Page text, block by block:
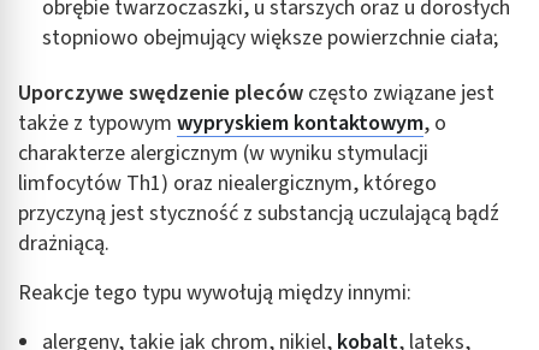
obrębie twarzoczaszki, u starszych oraz u dorosłych
stopniowo obejmujący większe powierzchnie ciała;
Uporczywe swędzenie pleców często związane jest
także z typowym wypryskiem kontaktowym, o
charakterze alergicznym (w wyniku stymulacji
limfocytów Th1) oraz niealergicznym, którego
przyczyną jest styczność z substancją uczulającą bądź
drażniącą.
Reakcje tego typu wywołują między innymi:
alergeny, takie jak chrom, nikiel, kobalt, lateks,